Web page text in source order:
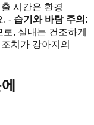
시간은 환경
. - 습기와 바람 주의 :
, 실내는 건조하게
치가 강아지의